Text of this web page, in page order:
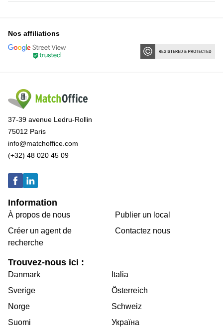
Nos affiliations
37-39 avenue Ledru-Rollin
75012 Paris
info@matchoffice.com
(+32) 48 020 45 09
Information
À propos de nous
Créer un agent de
recherche
Publier un local
Contactez nous
Trouvez-nous ici :
Danmark
Sverige
Norge
Suomi
Italia
Österreich
Schweiz
Україна